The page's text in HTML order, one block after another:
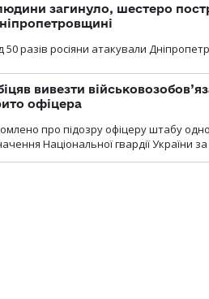
загинуло, шестеро
разів росіяни атакували
вивезти
офіцера
про підозру офіцеру штабу
Національної гвардії України